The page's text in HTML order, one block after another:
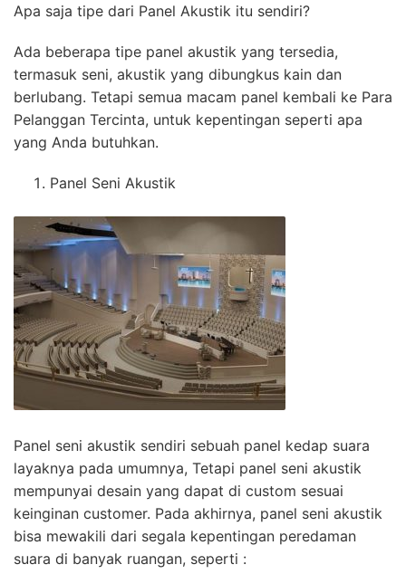
Apa saja tipe dari Panel Akustik itu sendiri?
Ada beberapa tipe panel akustik yang tersedia,
termasuk seni, akustik yang dibungkus kain dan
berlubang. Tetapi semua macam panel kembali ke Para
Pelanggan Tercinta, untuk kepentingan seperti apa
yang Anda butuhkan.
Panel Seni Akustik
Panel seni akustik sendiri sebuah panel kedap suara
layaknya pada umumnya, Tetapi panel seni akustik
mempunyai desain yang dapat di custom sesuai
keinginan customer. Pada akhirnya, panel seni akustik
bisa mewakili dari segala kepentingan peredaman
suara di banyak ruangan, seperti :